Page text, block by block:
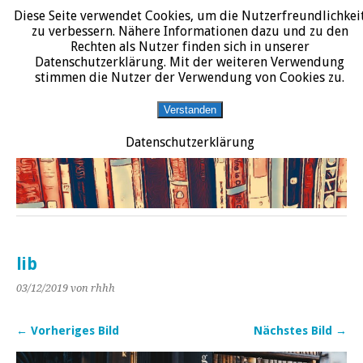
START DATENSCHUTZERKLÄRUNG IMPRESSUM ÜBER JURALIT
JURALIT
Rezensionen juristischer Literatur
lib
03/12/2019 von rhhh
← Vorheriges Bild Nächstes Bild →
Diese Seite verwendet Cookies, um die
zu verbessern. Nähere Informationen dazu und zu den
Rechten als Nutzer finden sich in unserer
Datenschutzerklärung. Mit der weiteren Verwendung
stimmen die Nutzer der Verwendung von Cookies zu.
Verstanden
Datenschutzerklärung